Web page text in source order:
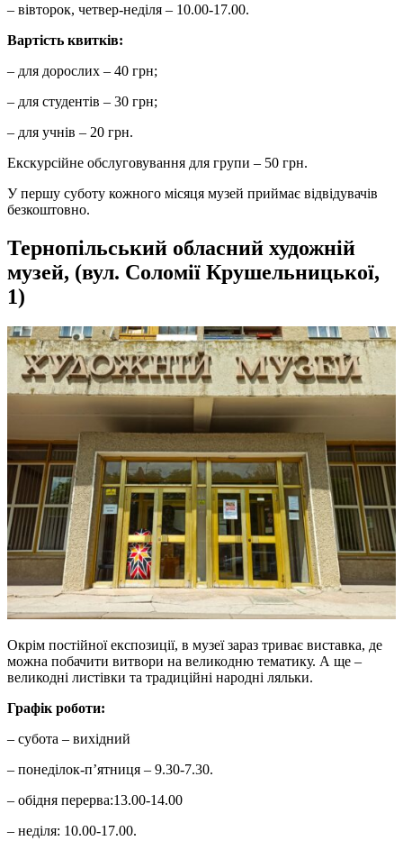
– вівторок, четвер-неділя – 10.00-17.00.
Вартість квитків:
– для дорослих – 40 грн;
– для студентів – 30 грн;
– для учнів – 20 грн.
Екскурсійне обслуговування для групи – 50 грн.
У першу суботу кожного місяця музей приймає відвідувачів
безкоштовно.
Тернопільський обласний художній
музей, (вул. Соломії Крушельницької,
1)
Окрім постійної експозиції, в музеї зараз триває виставка, де
можна побачити витвори на великодню тематику. А ще –
великодні листівки та традиційні народні ляльки.
Графік роботи:
– субота – вихідний
– понеділок-п’ятниця – 9.30-7.30.
– обідня перерва:13.00-14.00
– неділя: 10.00-17.00.